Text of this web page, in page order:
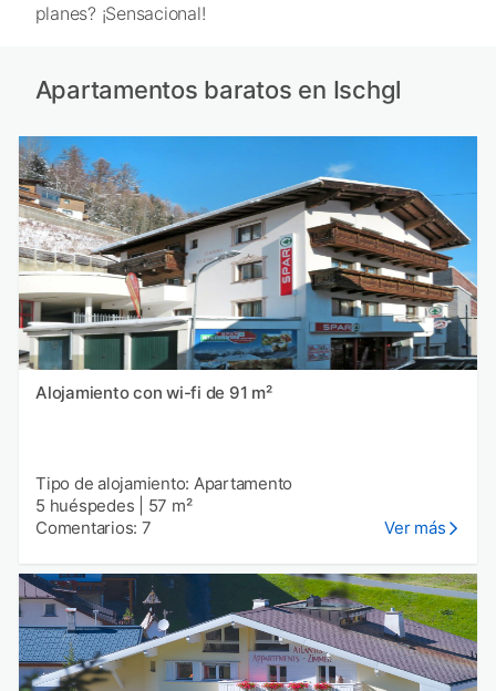
planes? ¡Sensacional!
Apartamentos baratos en Ischgl
Alojamiento con wi-fi de 91 m²
Tipo de alojamiento: Apartamento
5 huéspedes
57 m²
Comentarios: 7
Ver más